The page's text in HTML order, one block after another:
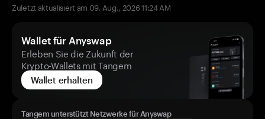
Zuletzt aktualisiert am 09. Aug., 2026 11:24 AM
Wallet für Anyswap
Erleben Sie die Zukunft der
Krypto-Wallets mit Tangem
Wallet erhalten
Tangem unterstützt Netzwerke für Anyswap